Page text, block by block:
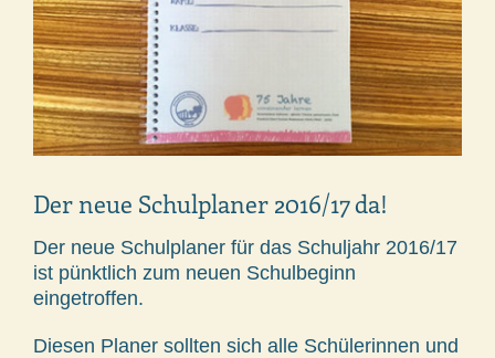
Der neue Schulplaner 2016/17 da!
Der neue Schulplaner für das Schuljahr 2016/17
ist pünktlich zum neuen Schulbeginn
eingetroffen.
Diesen Planer sollten sich alle Schülerinnen und